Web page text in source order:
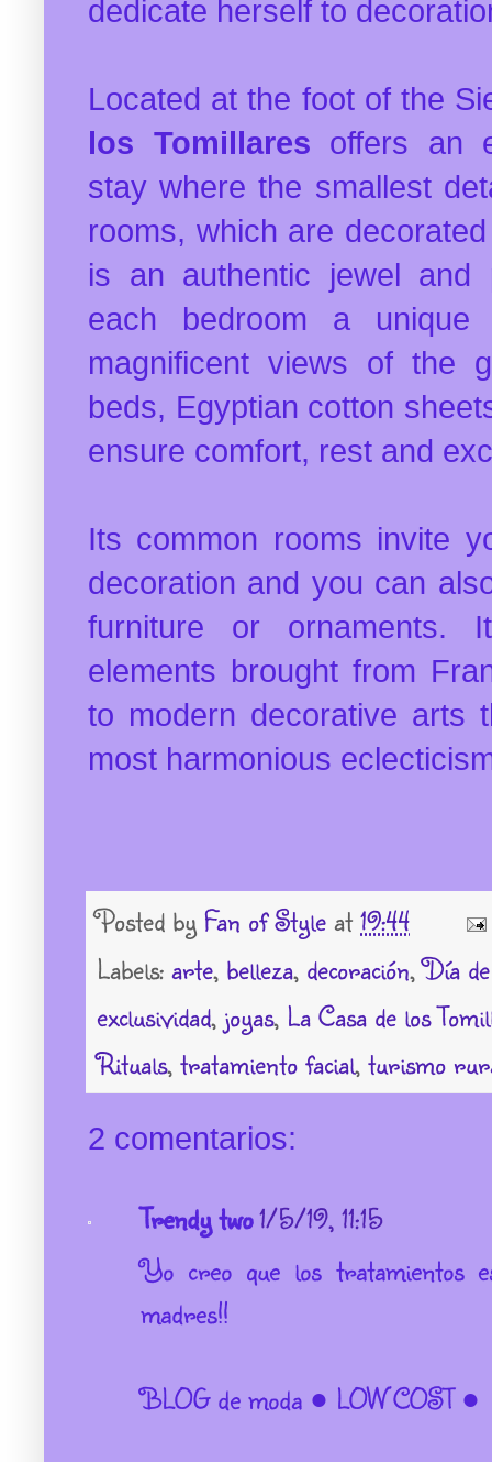
dedicate herself to
Located at the foot of the
los Tomillares offers an
stay where the smallest
rooms, which are
is an authentic jewel and
each bedroom a
magnificent views of the
beds, Egyptian cotton
ensure comfort, rest and
Its common rooms invite
decoration and you can
furniture or ornaments.
elements brought from
to modern decorative arts
most harmonious
Posted by Fan of Style at 19:44
Labels: arte, belleza, decoración,Día
exclusividad, joyas, La Casa de los
Rituals, tratamiento facial, turismo
2 comentarios:
Trendy two1/5/19, 11:15
Yo creo que los tratamientos
madres!!
BLOG de moda ● LOW COST ●